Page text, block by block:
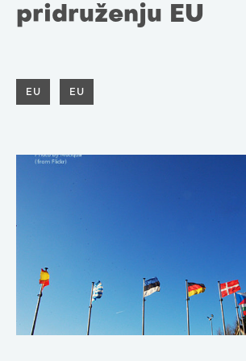
pridruženju EU
EU EU